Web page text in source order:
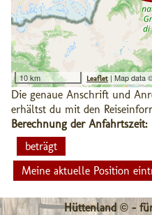
10 km Leaflet | Map data
Die genaue Anschrift und
erhältst du mit den
Berechnung der Anfahrtszeit:
Meine aktuelle Position
Hüttenland © -